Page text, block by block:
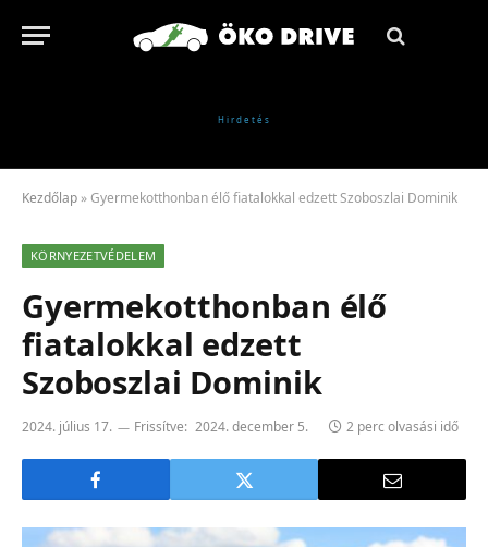
Kezdőlap »Gyermekotthonban élő fiatalokkal edzett Szoboszlai Dominik
KÖRNYEZETVÉDELEM
Gyermekotthonban élő
fiatalokkal edzett
Szoboszlai Dominik
2024. július 17. Frissítve: 2024. december 5. 2 perc olvasási idő